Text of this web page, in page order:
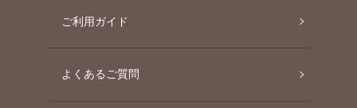
ご利用ガイド
よくあるご質問